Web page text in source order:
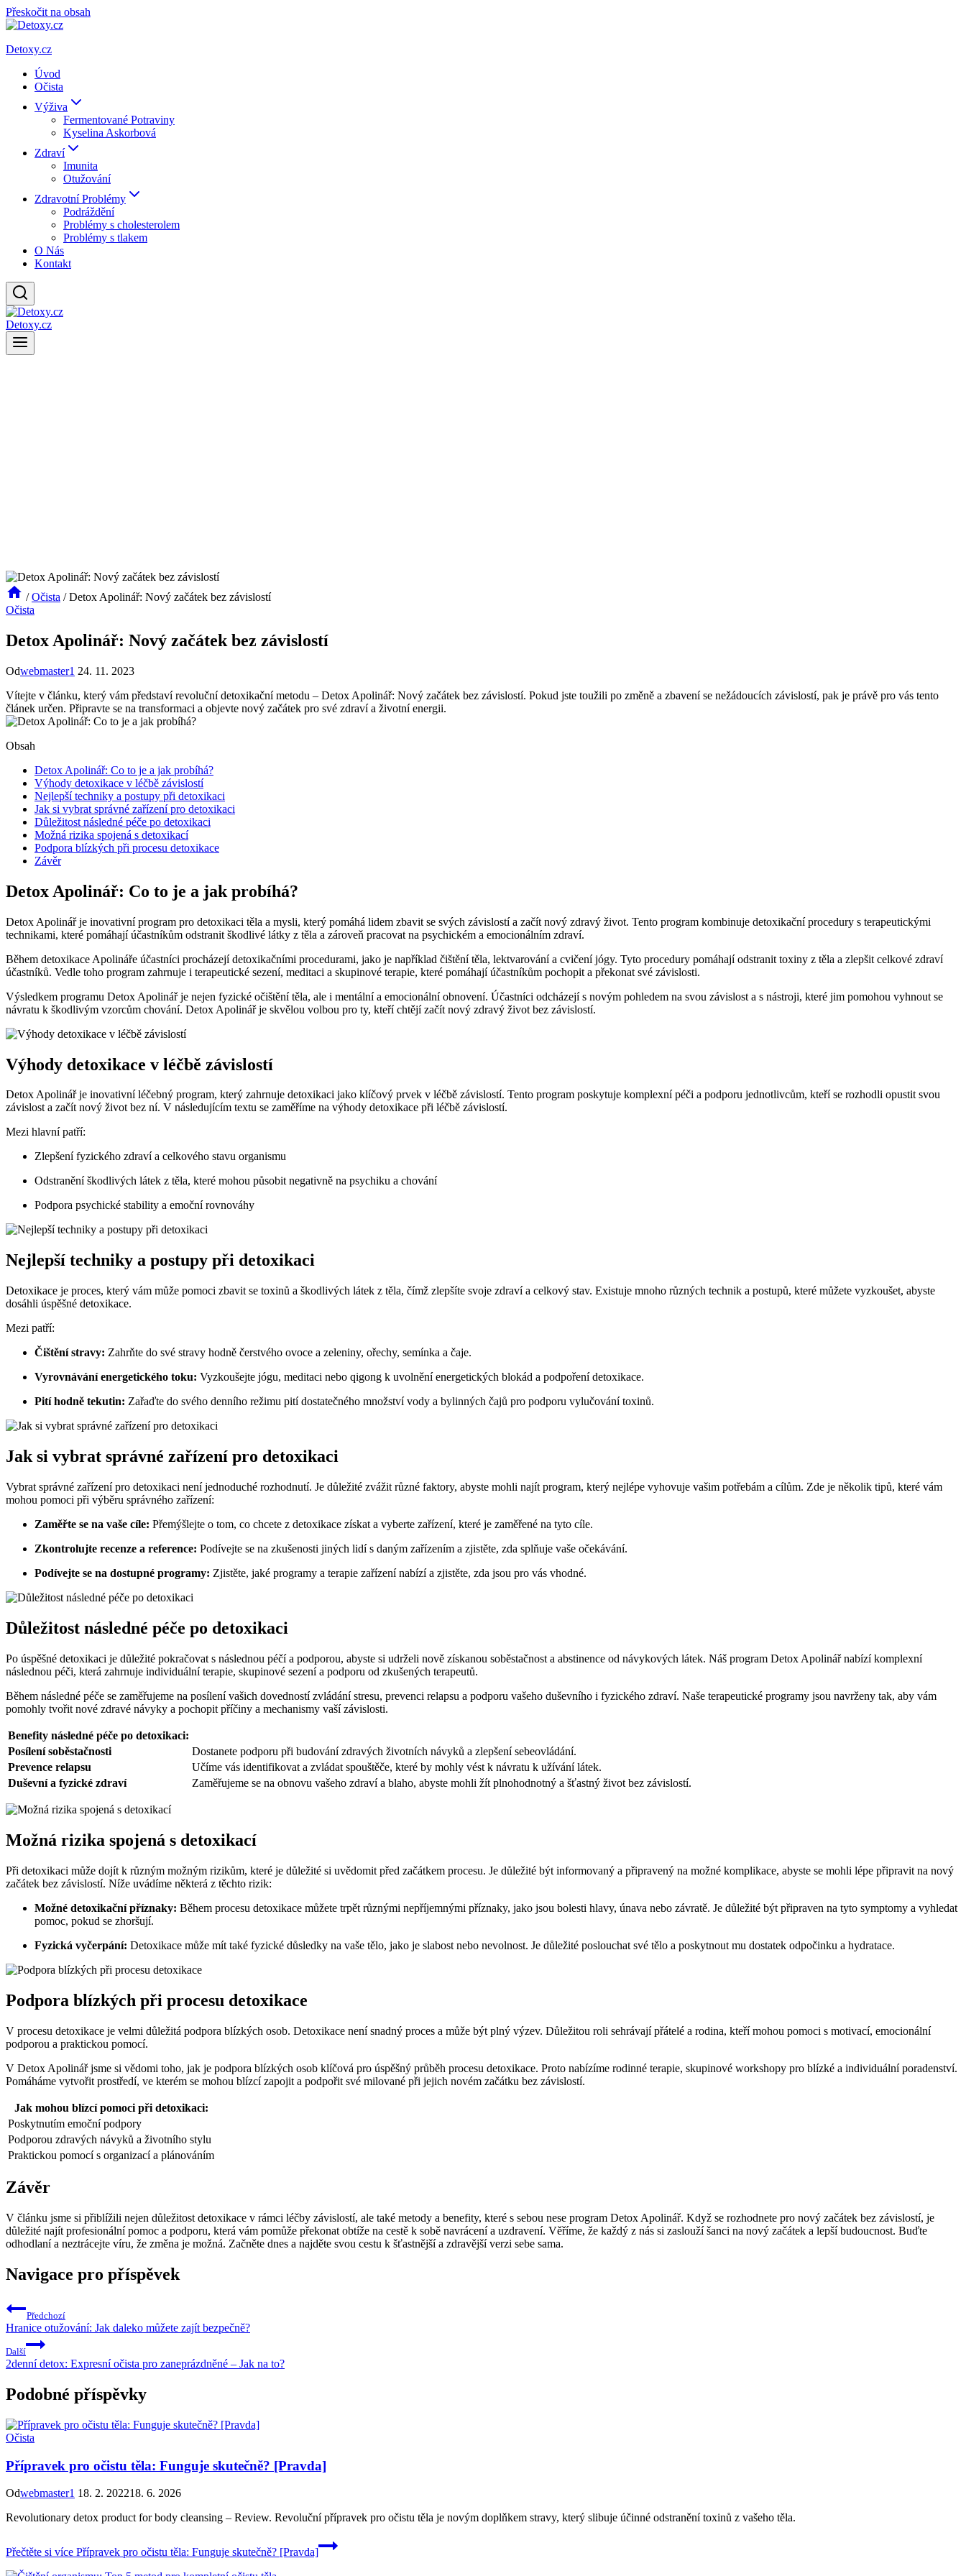
Přeskočit na obsah
Detoxy.cz
Úvod
Očista
Výživa
Fermentované Potraviny
Kyselina Askorbová
Zdraví
Imunita
Otužování
Zdravotní Problémy
Podráždění
Problémy s cholesterolem
Problémy s tlakem
O Nás
Kontakt
Detoxy.cz
/ Očista / Detox Apolinář: Nový začátek bez závislostí
Očista
Detox Apolinář: Nový začátek bez závislostí
Odwebmaster1 24. 11. 2023
Vítejte v článku, který vám představí revoluční detoxikační metodu – Detox Apolinář: Nový začátek bez závislostí. Pokud jste toužili po změně a zbavení se nežádoucích závislostí, pak je právě pro vás tento
článek určen. Připravte se na transformaci a objevte nový začátek pro své zdraví a životní energii.
Obsah
Detox Apolinář: Co to je a jak probíhá?
Výhody detoxikace v léčbě závislostí
Nejlepší techniky a postupy při detoxikaci
Jak si vybrat správné zařízení pro detoxikaci
Důležitost následné péče po detoxikaci
Možná rizika spojená s detoxikací
Podpora blízkých při procesu detoxikace
Závěr
Detox Apolinář: Co to je a jak probíhá?
Detox Apolinář je inovativní program pro detoxikaci těla a mysli, který pomáhá lidem zbavit se svých závislostí a začít nový zdravý život. Tento program kombinuje detoxikační procedury s terapeutickými
technikami, které pomáhají účastníkům odstranit škodlivé látky z těla a zároveň pracovat na psychickém a emocionálním zdraví.
Během detoxikace Apolináře účastníci procházejí detoxikačními procedurami, jako je například čištění těla, lektvarování a cvičení jógy. Tyto procedury pomáhají odstranit toxiny z těla a zlepšit celkové zdraví
účastníků. Vedle toho program zahrnuje i terapeutické sezení, meditaci a skupinové terapie, které pomáhají účastníkům pochopit a překonat své závislosti.
Výsledkem programu Detox Apolinář je nejen fyzické očištění těla, ale i mentální a emocionální obnovení. Účastníci odcházejí s novým pohledem na svou závislost a s nástroji, které jim pomohou vyhnout se
návratu k škodlivým vzorcům chování. Detox Apolinář je skvělou volbou pro ty, kteří chtějí začít nový zdravý život bez závislostí.
Výhody detoxikace v léčbě závislostí
Detox Apolinář je inovativní léčebný program, který zahrnuje detoxikaci jako klíčový prvek v léčbě závislostí. Tento program poskytuje komplexní péči a podporu jednotlivcům, kteří se rozhodli opustit svou
závislost a začít nový život bez ní. V následujícím textu se zaměříme na výhody detoxikace při léčbě závislostí.
Mezi hlavní patří:
Zlepšení fyzického zdraví a celkového stavu organismu
Odstranění škodlivých látek z těla, které mohou působit negativně na psychiku a chování
Podpora psychické stability a emoční rovnováhy
Nejlepší techniky a postupy při detoxikaci
Detoxikace je proces, který vám může pomoci zbavit se toxinů a škodlivých látek z těla, čímž zlepšíte svoje zdraví a celkový stav. Existuje mnoho různých technik a postupů, které můžete vyzkoušet, abyste
dosáhli úspěšné detoxikace.
Mezi patří:
Čištění stravy: Zahrňte do své stravy hodně čerstvého ovoce a zeleniny, ořechy, semínka a čaje.
Vyrovnávání energetického toku: Vyzkoušejte jógu, meditaci nebo qigong k uvolnění energetických blokád a podpoření detoxikace.
Pití hodně tekutin: Zařaďte do svého denního režimu pití dostatečného množství vody a bylinných čajů pro podporu vylučování toxinů.
Jak si vybrat správné zařízení pro detoxikaci
Vybrat správné zařízení pro detoxikaci není jednoduché rozhodnutí. Je důležité zvážit různé faktory, abyste mohli najít program, který nejlépe vyhovuje vašim potřebám a cílům. Zde je několik tipů, které vám
mohou pomoci při výběru správného zařízení:
Zaměřte se na vaše cíle: Přemýšlejte o tom, co chcete z detoxikace získat a vyberte zařízení, které je zaměřené na tyto cíle.
Zkontrolujte recenze a reference: Podívejte se na zkušenosti jiných lidí s daným zařízením a zjistěte, zda splňuje vaše očekávání.
Podívejte se na dostupné programy: Zjistěte, jaké programy a terapie zařízení nabízí a zjistěte, zda jsou pro vás vhodné.
Důležitost následné péče po detoxikaci
Po úspěšné detoxikaci je důležité pokračovat s následnou péčí a podporou, abyste si udrželi nově získanou soběstačnost a abstinence od návykových látek. Náš program Detox Apolinář nabízí komplexní
následnou péči, která zahrnuje individuální terapie, skupinové sezení a podporu od zkušených terapeutů.
Během následné péče se zaměřujeme na posílení vašich dovedností zvládání stresu, prevenci relapsu a podporu vašeho duševního i fyzického zdraví. Naše terapeutické programy jsou navrženy tak, aby vám
pomohly tvořit nové zdravé návyky a pochopit příčiny a mechanismy vaší závislosti.
Benefity následné péče po detoxikaci:
Posílení soběstačnosti
Dostanete podporu při budování zdravých životních návyků a zlepšení sebeovládání.
Prevence relapsu
Učíme vás identifikovat a zvládat spouštěče, které by mohly vést k návratu k užívání látek.
Duševní a fyzické zdraví
Zaměřujeme se na obnovu vašeho zdraví a blaho, abyste mohli žít plnohodnotný a šťastný život bez závislostí.
Možná rizika spojená s detoxikací
Při detoxikaci může dojít k různým možným rizikům, které je důležité si uvědomit před začátkem procesu. Je důležité být informovaný a připravený na možné komplikace, abyste se mohli lépe připravit na nový
začátek bez závislostí. Níže uvádíme některá z těchto rizik:
Možné detoxikační příznaky: Během procesu detoxikace můžete trpět různými nepříjemnými příznaky, jako jsou bolesti hlavy, únava nebo závratě. Je důležité být připraven na tyto symptomy a vyhledat
pomoc, pokud se zhoršují.
Fyzická vyčerpání: Detoxikace může mít také fyzické důsledky na vaše tělo, jako je slabost nebo nevolnost. Je důležité poslouchat své tělo a poskytnout mu dostatek odpočinku a hydratace.
Podpora blízkých při procesu detoxikace
V procesu detoxikace je velmi důležitá podpora blízkých osob. Detoxikace není snadný proces a může být plný výzev. Důležitou roli sehrávají přátelé a rodina, kteří mohou pomoci s motivací, emocionální
podporou a praktickou pomocí.
V Detox Apolinář jsme si vědomi toho, jak je podpora blízkých osob klíčová pro úspěšný průběh procesu detoxikace. Proto nabízíme rodinné terapie, skupinové workshopy pro blízké a individuální poradenství.
Pomáháme vytvořit prostředí, ve kterém se mohou blízcí zapojit a podpořit své milované při jejich novém začátku bez závislostí.
Jak mohou blízcí pomoci při detoxikaci:
Poskytnutím emoční podpory
Podporou zdravých návyků a životního stylu
Praktickou pomocí s organizací a plánováním
Závěr
V článku jsme si přiblížili nejen důležitost detoxikace v rámci léčby závislostí, ale také metody a benefity, které s sebou nese program Detox Apolinář. Když se rozhodnete pro nový začátek bez závislostí, je
důležité najít profesionální pomoc a podporu, která vám pomůže překonat obtíže na cestě k sobě navrácení a uzdravení. Věříme, že každý z nás si zaslouží šanci na nový začátek a lepší budoucnost. Buďte
odhodlaní a neztrácejte víru, že změna je možná. Začněte dnes a najděte svou cestu k šťastnější a zdravější verzi sebe sama.
Navigace pro příspěvek
Předchozí
Hranice otužování: Jak daleko můžete zajít bezpečně?
Další
2denní detox: Expresní očista pro zaneprázdněné – Jak na to?
Podobné příspěvky
Očista
Přípravek pro očistu těla: Funguje skutečně? [Pravda]
Odwebmaster1 18. 2. 202218. 6. 2026
Revolutionary detox product for body cleansing – Review. Revoluční přípravek pro očistu těla je novým doplňkem stravy, který slibuje účinné odstranění toxinů z vašeho těla.
Přečtěte si více Přípravek pro očistu těla: Funguje skutečně? [Pravda]